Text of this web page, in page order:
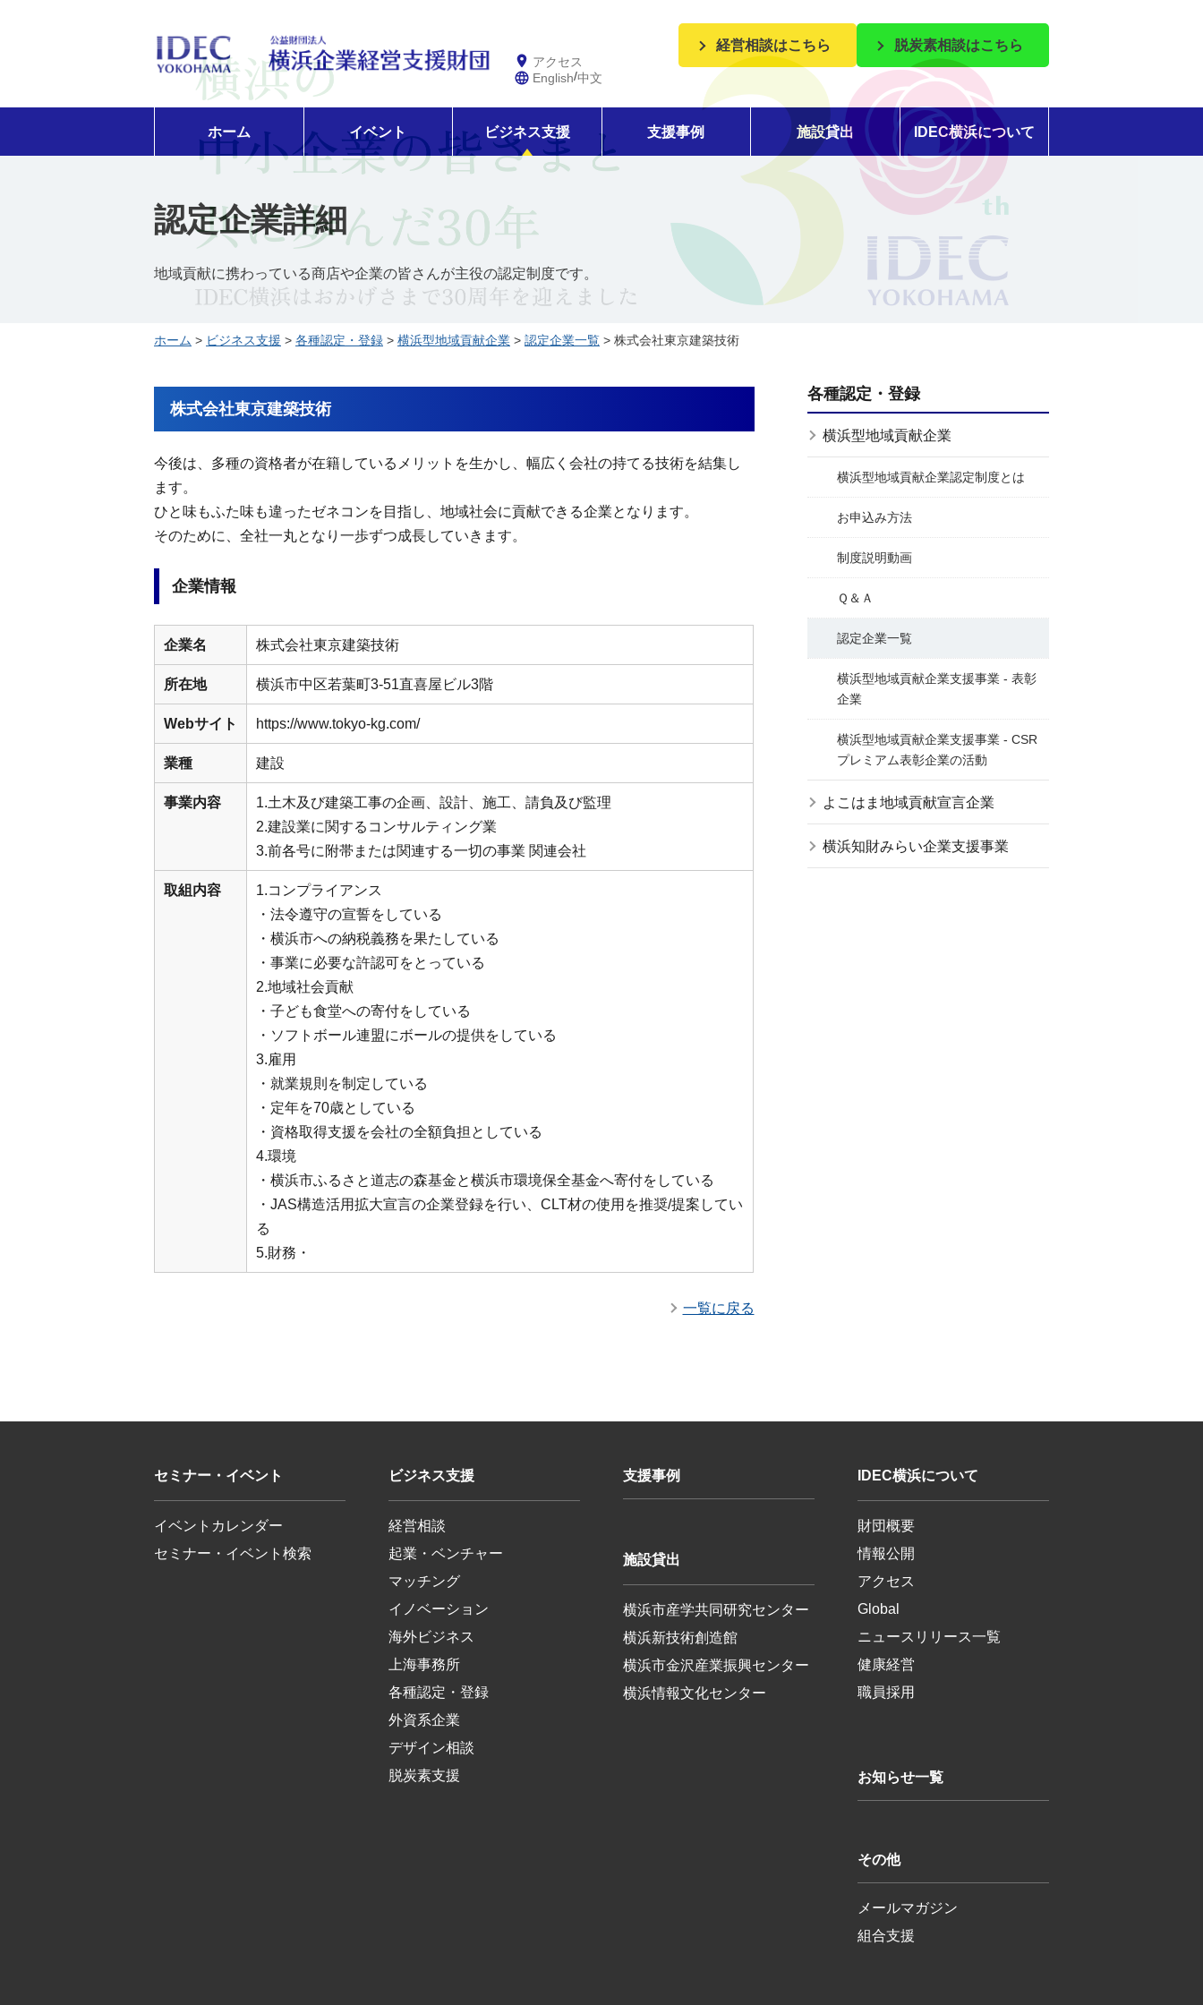
アクセス
English/中文
経営相談はこちら 脱炭素相談はこちら
ホーム イベント ビジネス支援 支援事例 施設貸出 IDEC横浜について
認定企業詳細
地域貢献に携わっている商店や企業の皆さんが主役の認定制度です。
ホーム > ビジネス支援 > 各種認定・登録 > 横浜型地域貢献企業 > 認定企業一覧 > 株式会社東京建築技術
株式会社東京建築技術
今後は、多種の資格者が在籍しているメリットを生かし、幅広く会社の持てる技術を結集し
ます。
ひと味もふた味も違ったゼネコンを目指し、地域社会に貢献できる企業となります。
そのために、全社一丸となり一歩ずつ成長していきます。
企業情報
企業名 株式会社東京建築技術
所在地 横浜市中区若葉町3-51直喜屋ビル3階
Webサイト https://www.tokyo-kg.com/
業種 建設
事業内容
1.土木及び建築工事の企画、設計、施工、請負及び監理
2.建設業に関するコンサルティング業
3.前各号に附帯または関連する一切の事業 関連会社
取組内容
1.コンプライアンス
・法令遵守の宣誓をしている
・横浜市への納税義務を果たしている
・事業に必要な許認可をとっている
2.地域社会貢献
・子ども食堂への寄付をしている
・ソフトボール連盟にボールの提供をしている
3.雇用
・就業規則を制定している
・定年を70歳としている
・資格取得支援を会社の全額負担としている
4.環境
・横浜市ふるさと道志の森基金と横浜市環境保全基金へ寄付をしている
・JAS構造活用拡大宣言の企業登録を行い、CLT材の使用を推奨/提案してい
る
5.財務・
一覧に戻る
各種認定・登録
横浜型地域貢献企業
横浜型地域貢献企業認定制度とは
お申込み方法
制度説明動画
Ｑ＆Ａ
認定企業一覧
横浜型地域貢献企業支援事業 - 表彰
企業
横浜型地域貢献企業支援事業 - CSR
プレミアム表彰企業の活動
よこはま地域貢献宣言企業
横浜知財みらい企業支援事業
セミナー・イベント
イベントカレンダー
セミナー・イベント検索
ビジネス支援
経営相談
起業・ベンチャー
マッチング
イノベーション
海外ビジネス
上海事務所
各種認定・登録
外資系企業
デザイン相談
脱炭素支援
支援事例
施設貸出
横浜市産学共同研究センター
横浜新技術創造館
横浜市金沢産業振興センター
横浜情報文化センター
IDEC横浜について
財団概要
情報公開
アクセス
Global
ニュースリリース一覧
健康経営
職員採用
お知らせ一覧
その他
メールマガジン
組合支援